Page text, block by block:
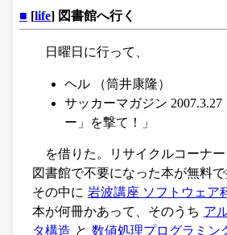
■ [life] 図書館へ行く
日曜日に行って、
ヘル （筒井康隆）
サッカーマガジン
ー」を撃て！」
を借りた。リサイクルコーナ
図書館で不要になった本が無料で
その中に 岩波講座 ソフトウェア
本が何冊かあって、そのうち ア
タ構造 と 数値処理プログラミン